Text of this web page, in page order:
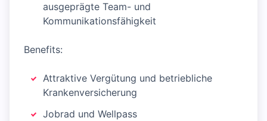
ausgeprägte Team- und
Kommunikationsfähigkeit
Benefits:
Attraktive Vergütung und betriebliche
Krankenversicherung
Jobrad und Wellpass